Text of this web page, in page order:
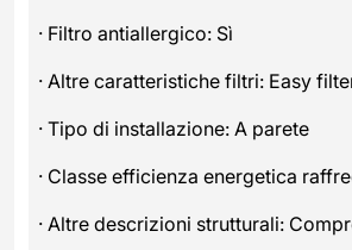
· Filtro antiallergico: Sì
· Altre caratteristiche filtri: Easy
· Tipo di installazione: A parete
· Classe efficienza energetica
· Altre descrizioni strutturali: